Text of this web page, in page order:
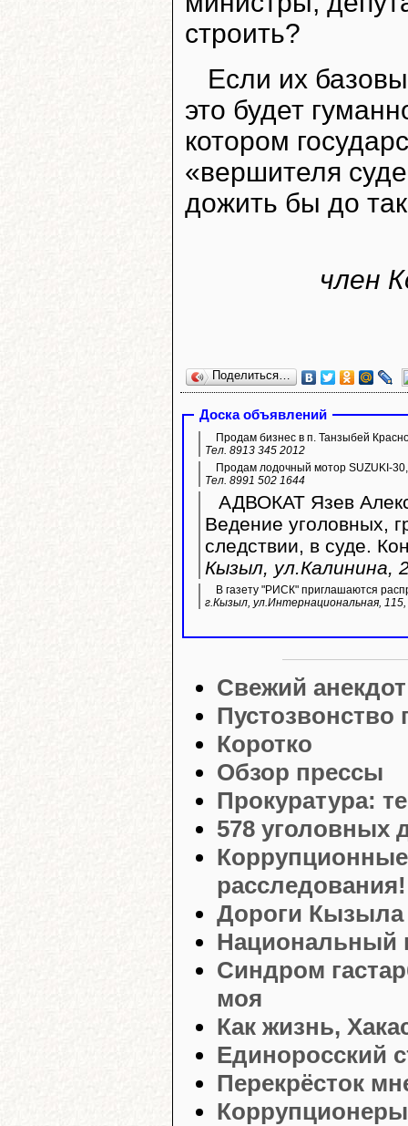
строить?
Если их
это будет
котором
«вершителя
дожить бы до
член
Поделиться…
Доска объявлений
Продам бизнес в п. Танзыбей
Тел. 8913 345 2012
Продам лодочный мотор SUZUKI-
Тел. 8991 502 1644
АДВОКАТ Язев
Ведение уголовных,
следствии, в суде.
Кызыл, ул.Калинина,
В газету "РИСК" приглашаются
г.Кызыл, ул.Интернациональная,
Свежий анекдот
Пустозвонство
Коротко
Обзор прессы
Прокуратура:
578 уголовных
расследования!
Дороги Кызыла
Национальный
Синдром
моя
Как жизнь,
Единоросский
Перекрёсток